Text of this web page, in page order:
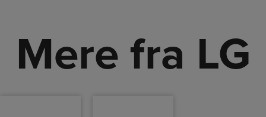
Mere fra LG